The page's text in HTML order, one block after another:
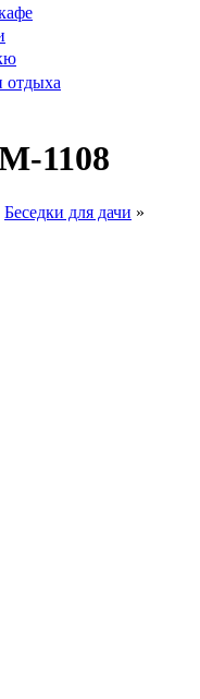
отдыха
1108
Беседки для дачи »